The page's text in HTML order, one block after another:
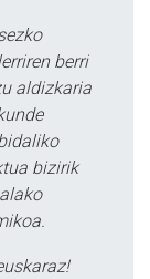
berri
aldizkaria
bizirik